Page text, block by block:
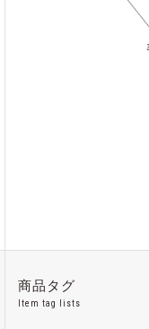
商品タグ
Item tag lists